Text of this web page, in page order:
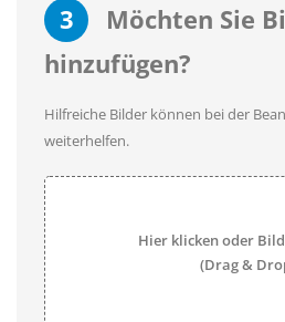
3
Möchten Sie
hinzufügen?
Hilfreiche Bilder können bei der
weiterhelfen.
Hier klicken oder
(Drag &